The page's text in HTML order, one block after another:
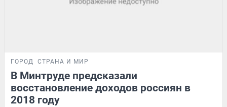
ГОРОД СТРАНА И МИР
В Минтруде предсказали
восстановление доходов россиян в
2018 году